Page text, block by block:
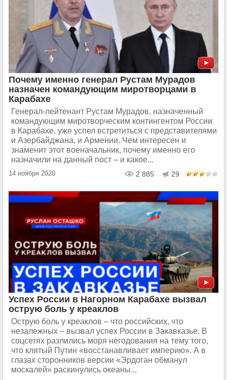
Почему именно генерал Рустам Мурадов
назначен командующим миротворцами в
Карабахе
Генерал-лейтенант Рустам Мурадов, назначенный
командующим миротворческим контингентом России
в Карабахе, уже успел встретиться с представителями
и Азербайджана, и Армении. Чем интересен и
знаменит этот военачальник, почему именно его
назначили на данный пост – и какое...
14 ноября 2020 2 885 29
Успех России в Нагорном Карабахе вызвал
острую боль у креаклов
Острую боль у креаклов – что российских, что
незалежных – вызвал успех России в Закавказье. В
соцсетях разлились моря негодования на тему того,
что клятый Путин «восстанавливает империю». А в
глазах сторонников версии «Эрдоган обманул
москалей» раскинулись океаны...